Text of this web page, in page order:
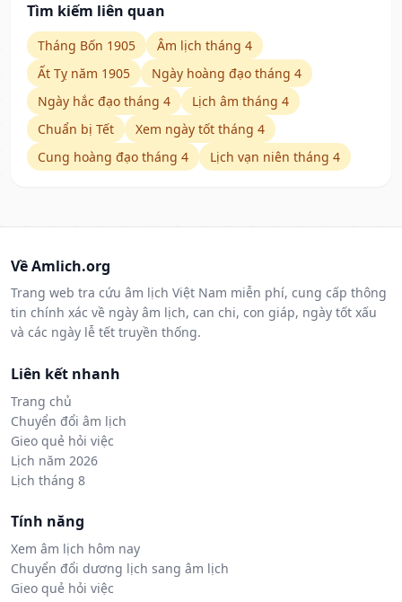
Tìm kiếm liên quan
Tháng Bốn 1905
Âm lịch tháng 4
Ất Tỵ năm 1905
Ngày hoàng đạo tháng 4
Ngày hắc đạo tháng 4
Lịch âm tháng 4
Chuẩn bị Tết
Xem ngày tốt tháng 4
Cung hoàng đạo tháng 4
Lịch vạn niên tháng 4
Về Amlich.org
Trang web tra cứu âm lịch Việt Nam miễn phí, cung cấp thông
tin chính xác về ngày âm lịch, can chi, con giáp, ngày tốt xấu
và các ngày lễ tết truyền thống.
Liên kết nhanh
Trang chủ
Chuyển đổi âm lịch
Gieo quẻ hỏi việc
Lịch năm 2026
Lịch tháng 8
Tính năng
Xem âm lịch hôm nay
Chuyển đổi dương lịch sang âm lịch
Gieo quẻ hỏi việc